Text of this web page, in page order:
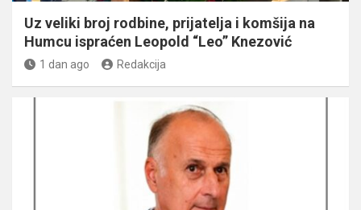
Uz veliki broj rodbine, prijatelja i komšija na
Humcu ispraćen Leopold “Leo” Knezović
1 dan ago Redakcija